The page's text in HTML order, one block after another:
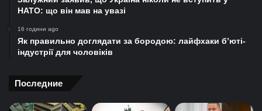
НАТО: що він мав на увазі
16 години ago
Як правильно доглядати за бородою: лайфхаки б’юті-
індустрії для чоловіків
Последние